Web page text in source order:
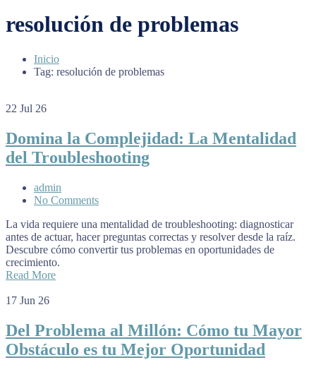
resolución de problemas
Inicio
Tag: resolución de problemas
22 Jul 26
Domina la Complejidad: La Mentalidad
del Troubleshooting
admin
No Comments
La vida requiere una mentalidad de troubleshooting: diagnosticar
antes de actuar, hacer preguntas correctas y resolver desde la raíz.
Descubre cómo convertir tus problemas en oportunidades de
crecimiento.
Read More
17 Jun 26
Del Problema al Millón: Cómo tu Mayor
Obstáculo es tu Mejor Oportunidad